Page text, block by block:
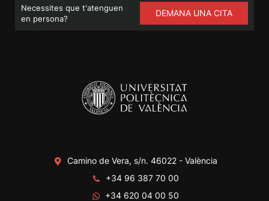
Necessites que t'atenguen
en persona?
DEMANA UNA CITA
Camino de Vera, s/n. 46022 - València
+34 96 387 70 00
+34 620 04 00 50